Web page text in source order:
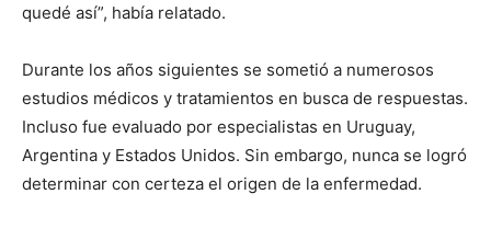
quedé así”, había relatado.
Durante los años siguientes se sometió a numerosos
estudios médicos y tratamientos en busca de respuestas.
Incluso fue evaluado por especialistas en Uruguay,
Argentina y Estados Unidos. Sin embargo, nunca se logró
determinar con certeza el origen de la enfermedad.